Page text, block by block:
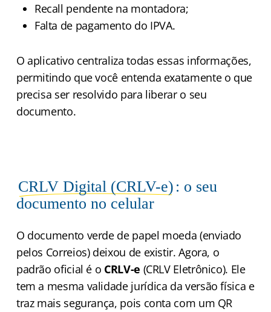
Recall pendente na montadora;
Falta de pagamento do IPVA.
O aplicativo centraliza todas essas informações,
permitindo que você entenda exatamente o que
precisa ser resolvido para liberar o seu
documento.
CRLV Digital (CRLV-e) : o seu
documento no celular
O documento verde de papel moeda (enviado
pelos Correios) deixou de existir. Agora, o
padrão oficial é o CRLV-e (CRLV Eletrônico). Ele
tem a mesma validade jurídica da versão física e
traz mais segurança, pois conta com um QR